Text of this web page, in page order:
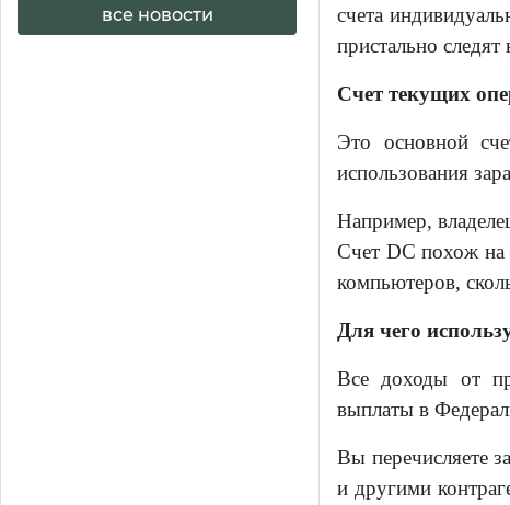
счета
пристально
Счет текущих
Это основной
использования
Например,
Счет DC похож на
компьютеров,
Для чего
Все доходы от
выплаты в
Вы перечисляете
и другими
все новости